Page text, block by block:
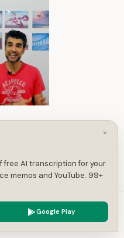
— Transcript
×
free AI transcription for your
memos and YouTube. 99+
Google Play